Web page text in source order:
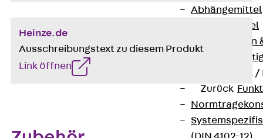
Abhängemittel
Schraubmittel
Ankermuttern
Funktionserhalt
Zurück
Heinze.de
Ausschreibungstext zu diesem Produkt
Link öffnen